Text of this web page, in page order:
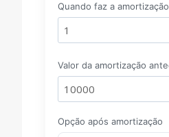
Quando faz a
Valor da amortização
Opção após amortização